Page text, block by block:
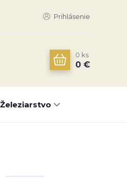
Prihlásenie
0 ks
0 €
Železiarstvo